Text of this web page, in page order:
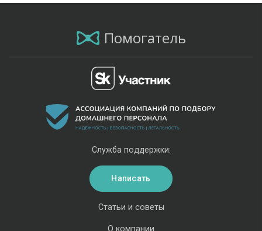
Помогатель
Статьи и советы
О компании
Служба поддержки:
Написать